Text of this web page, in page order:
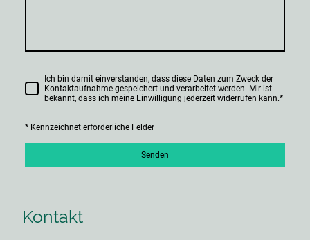
Ich bin damit einverstanden, dass diese Daten zum Zweck der
Kontaktaufnahme gespeichert und verarbeitet werden. Mir ist
bekannt, dass ich meine Einwilligung jederzeit widerrufen kann.*
* Kennzeichnet erforderliche Felder
Senden
Kontakt